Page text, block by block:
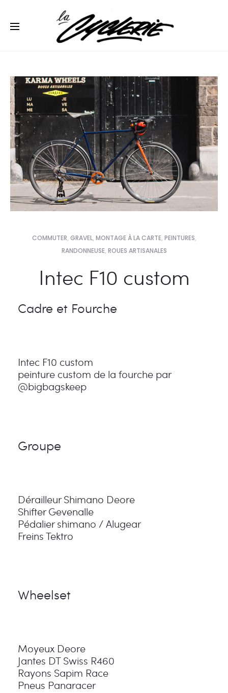
COMMUTER, GRAVEL, MONTAGE À LA CARTE, PEINTURES,
RANDONNEUSE, ROUES ARTISANALES
Intec F10 custom
Cadre et Fourche
Intec F10 custom
peinture custom de la fourche par
@bigbagskeep
Groupe
Dérailleur Shimano Deore
Shifter Gevenalle
Pédalier shimano / Alugear
Freins Tektro
Wheelset
Moyeux Deore
Jantes DT Swiss R460
Rayons Sapim Race
Pneus Panaracer